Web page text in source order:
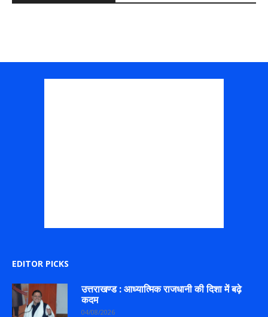
EDITOR PICKS
उत्तराखण्ड : आध्यात्मिक राजधानी की दिशा में बढ़े
कदम
04/08/2026